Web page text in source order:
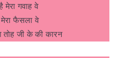
मेरा गवाह वे
फैसला वे
तोह जी के की कारन